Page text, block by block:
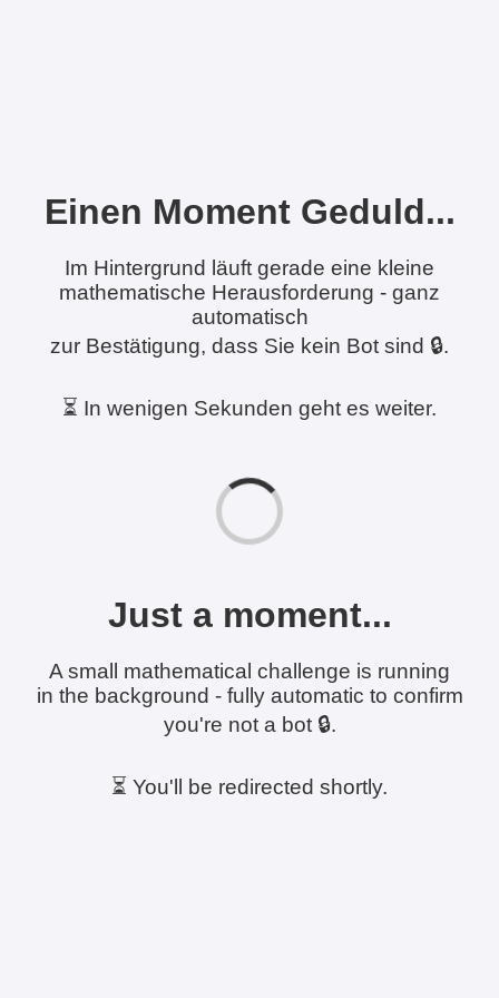
Einen Moment Geduld...
Im Hintergrund läuft gerade eine kleine
mathematische Herausforderung - ganz
automatisch
zur Bestätigung, dass Sie kein Bot sind 🔒.
⏳ In wenigen Sekunden geht es weiter.
Just a moment...
A small mathematical challenge is running
in the background - fully automatic to confirm
you're not a bot 🔒.
⏳ You'll be redirected shortly.